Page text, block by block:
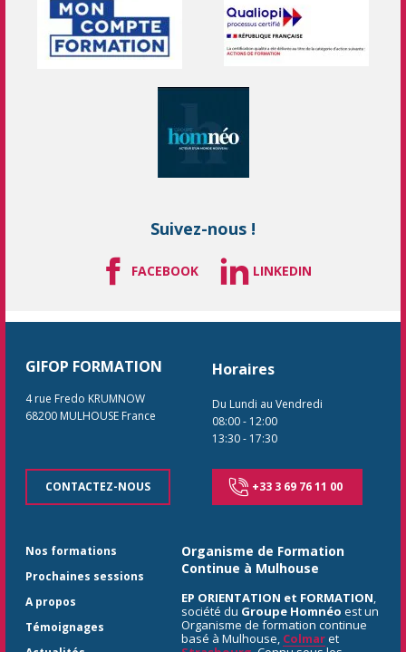
Suivez-nous !
FACEBOOK LINKEDIN
GIFOP FORMATION
4 rue Fredo KRUMNOW
68200 MULHOUSE France
CONTACTEZ-NOUS
Horaires
Du Lundi au Vendredi
08:00- 12:00
13:30- 17:30
+33 3 69 76 11 00
Nos formations
Prochaines sessions
A propos
Témoignages
Organisme de Formation
Continue à Mulhouse
EP ORIENTATION et FORMATION,
société du Groupe Homnéo est un
Organisme de formation continue
basé à Mulhouse, Colmaret